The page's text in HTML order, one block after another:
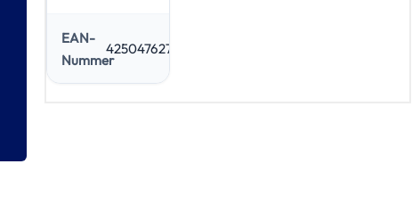
EAN-
Nummer
4250476271978